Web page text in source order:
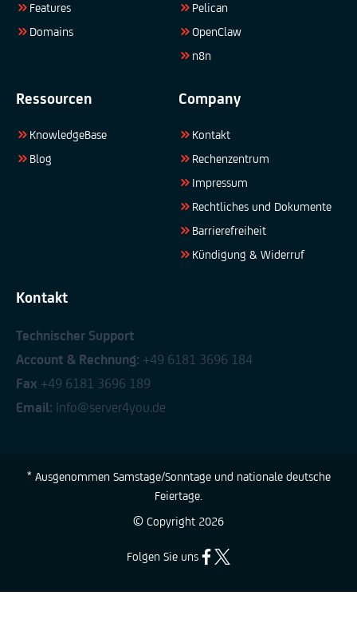
Features
Domains
Pelican
OpenClaw
n8n
Ressourcen
KnowledgeBase
Blog
Company
Kontakt
Rechenzentrum
Impressum
Rechtliches und Dokumente
Barrierefreiheit
Kündigung & Widerruf
Kontakt
Technischer Support
Account & Rechnung: +49 6181 3696 184
Fax +49 6181 3696 189
Email: info@server4you.de
* Ausgenommen Samstage/Sonntage und nationale deutsche
Feiertage.
© Copyright 2026
Folgen Sie uns